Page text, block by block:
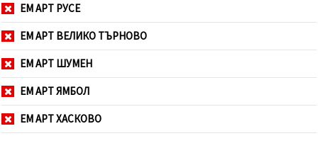
ЕМ АРТ РУСЕ
ЕМ АРТ ВЕЛИКО ТЪРНОВО
ЕМ АРТ ШУМЕН
ЕМ АРТ ЯМБОЛ
ЕМ АРТ ХАСКОВО